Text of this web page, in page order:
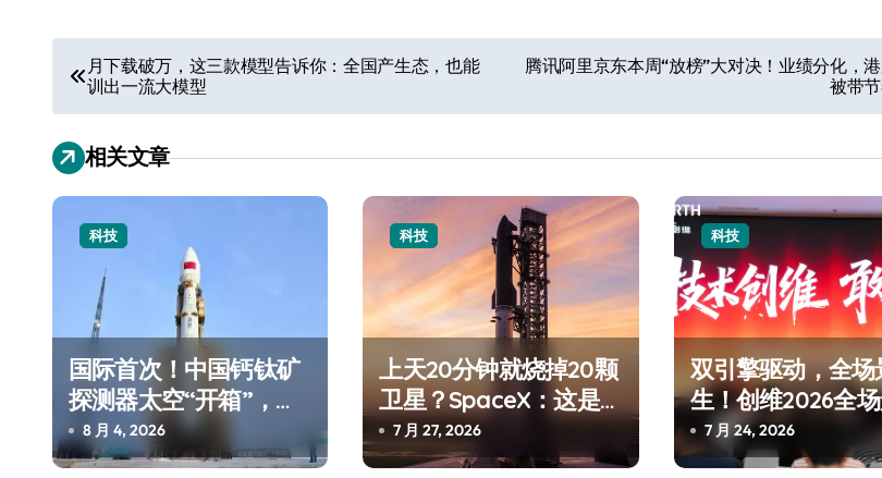
文
章
导
航
月下载破万，这三款模型告诉你：全国产生态，也能
训出一流大模型
腾讯阿里京东本周“放榜”大对决！业绩分化，
被带
相关文章
科技
国际首次！中国钙钛矿
探测器太空“开箱”，一
边探测射线一边光伏发
电
8 月 4, 2026
科技
上天20分钟就烧掉20颗
卫星？SpaceX：这是
测试，不是事故
7 月 27, 2026
科技
双引擎驱动，全场
生！创维2026全
品发布会圆满举行
7 月 24, 2026